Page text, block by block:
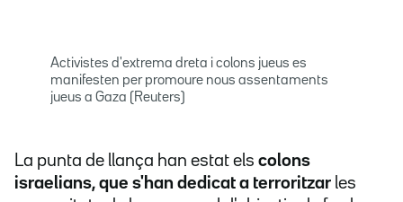
Activistes d'extrema dreta i colons jueus es
manifesten per promoure nous assentaments
jueus a Gaza (Reuters)
La punta de llança han estat els colons
israelians, que s'han dedicat a terroritzar les